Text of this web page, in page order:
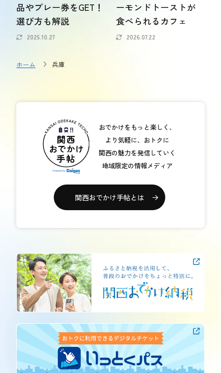
おトク情報
おトク情報
おすすめ
関西おでかけ手帖とは
品やプレー券をGET！
選び方も解説
2025.10.27
ーモンドトーストが
食べられるカフェ
2026.07.22
ホーム 兵庫
おでかけをもっと楽しく、
より気軽に、おトクに
関西の魅力を発信していく
地域限定の情報メディア
関西おでかけ手帖とは